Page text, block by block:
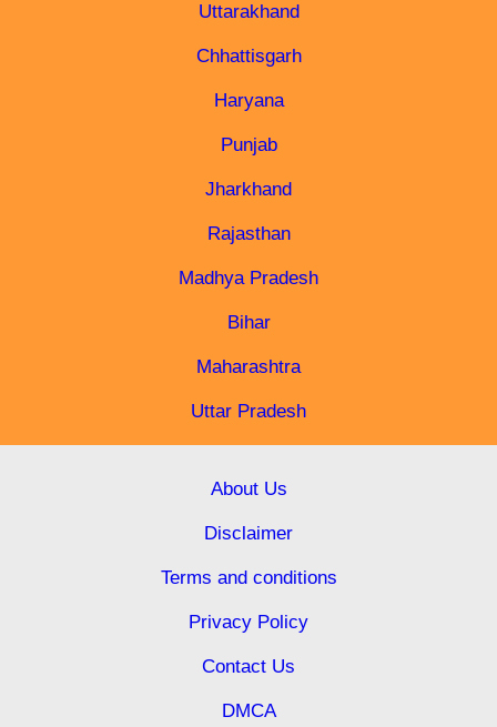
Uttarakhand
Chhattisgarh
Haryana
Punjab
Jharkhand
Rajasthan
Madhya Pradesh
Bihar
Maharashtra
Uttar Pradesh
About Us
Disclaimer
Terms and conditions
Privacy Policy
Contact Us
DMCA